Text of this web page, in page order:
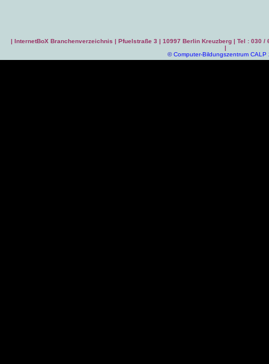
| InternetBoX Branchenverzeichnis | Pfuelstraße 3 | 10997 Berlin Kreuzberg | Tel : 030
|
©Computer-Bildungszentrum CALP